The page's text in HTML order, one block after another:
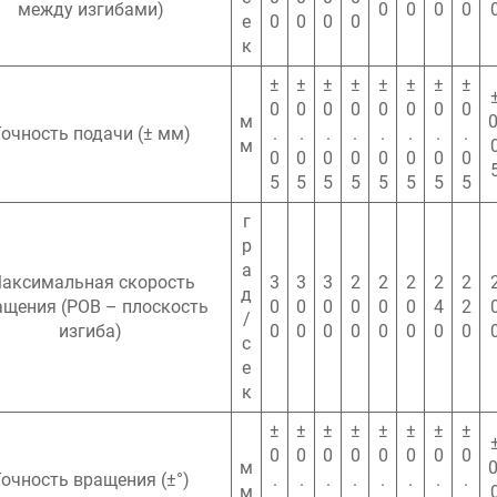
между изгибами)
е
к
0
0
0
0
0
0
0
0
подачи (± мм)
м
м
±
0
.
0
5
±
0
.
0
5
±
0
.
0
5
±
0
.
0
5
±
0
.
0
5
±
0
.
0
5
±
0
.
0
5
±
0
.
0
5
скорость
(POB – плоскость
изгиба)
г
р
а
д
/
с
е
к
3
0
0
3
0
0
3
0
0
2
0
0
2
0
0
2
0
0
2
4
0
2
2
0
вращения (±°)
м
м
±
0
.
±
0
.
±
0
.
±
0
.
±
0
.
±
0
.
±
0
.
±
0
.